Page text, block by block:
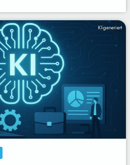
KI-generiert